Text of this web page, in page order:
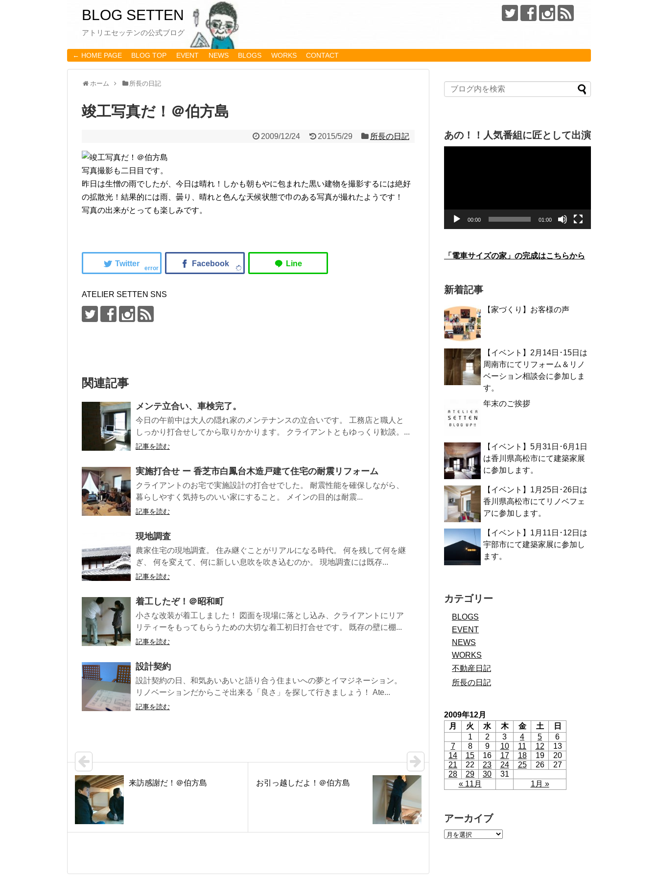
BLOG SETTEN
アトリエセッテンの公式ブログ
← HOME PAGE BLOG TOP EVENT NEWS BLOGS WORKS CONTACT
ホーム 所長の日記
竣工写真だ！＠伯方島
2009/12/24 2015/5/29 所長の日記
写真撮影も二日目です。
昨日は生憎の雨でしたが、今日は晴れ！しかも朝もやに包まれた黒い建物を撮影するには絶好
の拡散光！結果的には雨、曇り、晴れと色んな天候状態で巾のある写真が撮れたようです！
写真の出来がとっても楽しみです。
error
ATELIER SETTEN SNS
関連記事
メンテ立合い、車検完了。
今日の午前中は大人の隠れ家のメンテナンスの立合いです。 工務店と職人と
しっかり打合せしてから取りかかります。 クライアントともゆっくり歓談。...
記事を読む
実施打合せ ー 香芝市白鳳台木造戸建て住宅の耐震リフォーム
クライアントのお宅で実施設計の打合せでした。 耐震性能を確保しながら、
暮らしやすく気持ちのいい家にすること。 メインの目的は耐震...
記事を読む
現地調査
農家住宅の現地調査。 住み継ぐことがリアルになる時代。 何を残して何を継
ぎ、 何を変えて、何に新しい息吹を吹き込むのか。 現地調査には既存...
記事を読む
着工したぞ！＠昭和町
小さな改装が着工しました！ 図面を現場に落とし込み、クライアントにリア
リティーをもってもらうための大切な着工初日打合せです。 既存の壁に棚...
記事を読む
設計契約
設計契約の日、和気あいあいと語り合う住まいへの夢とイマジネーション。
リノベーションだからこそ出来る「良さ」を探して行きましょう！ Ate...
記事を読む
来訪感謝だ！＠伯方島 お引っ越しだよ！＠伯方島
あの！！人気番組に匠として出演
ー
00:00 01:00
「電車サイズの家」の完成はこちらから
新着記事
【家づくり】お客様の声
【イベント】2月14日･15日は
周南市にてリフォーム＆リノ
ベーション相談会に参加しま
す。
年末のご挨拶
【イベント】5月31日･6月1日
は香川県高松市にて建築家展
に参加します。
【イベント】1月25日･26日は
香川県高松市にてリノベフェ
アに参加します。
【イベント】1月11日･12日は
宇部市にて建築家展に参加し
ます。
カテゴリー
BLOGS
EVENT
NEWS
WORKS
不動産日記
所長の日記
2009年12月
月
火 水 木 金 土 日
« 11月 1月 »
1 2 3 4 5
6
7
8 9 10 11 12
13
14
15 16 17 18 19
20
21
22 23 24 25 26
27
28
29 30 31
アーカイブ